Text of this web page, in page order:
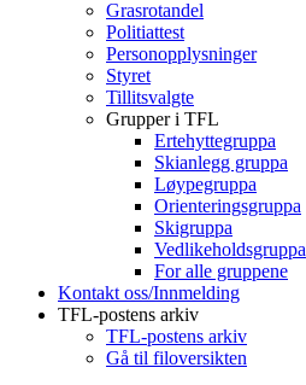
Grasrotandel
Politiattest
Personopplysninger
Styret
Tillitsvalgte
Grupper i TFL
Ertehyttegruppa
Skianlegg gruppa
Løypegruppa
Orienteringsgruppa
Skigruppa
Vedlikeholdsgruppa
For alle gruppene
Kontakt oss/Innmelding
TFL-postens arkiv
TFL-postens arkiv
Gå til filoversikten